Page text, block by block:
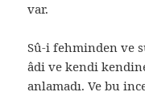
var.
Sû-i fehminden ve
âdi ve kendi
anlamadı. Ve bu